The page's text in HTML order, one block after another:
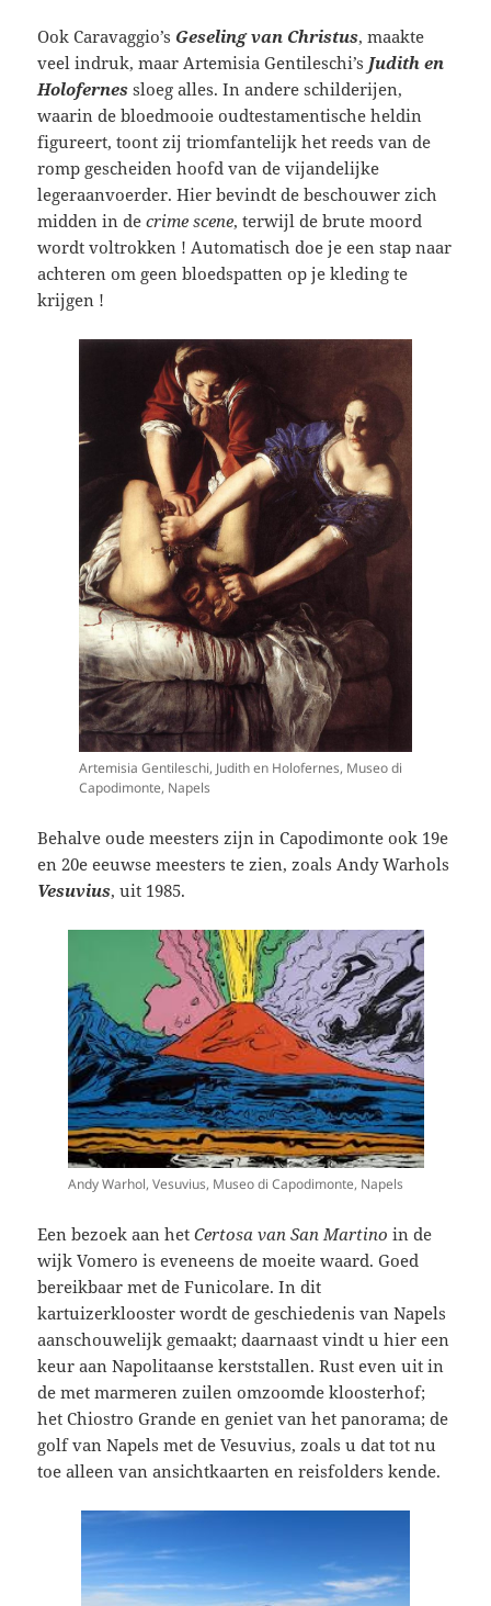
Ook Caravaggio’s Geseling van Christus, maakte
veel indruk, maar Artemisia Gentileschi’s Judith en
Holofernes sloeg alles. In andere schilderijen,
waarin de bloedmooie oudtestamentische heldin
figureert, toont zij triomfantelijk het reeds van de
romp gescheiden hoofd van de vijandelijke
legeraanvoerder. Hier bevindt de beschouwer zich
midden in decrime scene, terwijl de brute moord
wordt voltrokken ! Automatisch doe je een stap naar
achteren om geen bloedspatten op je kleding te
krijgen !
Artemisia Gentileschi, Judith en Holofernes, Museo di
Capodimonte, Napels
Behalve oude meesters zijn in Capodimonte ook 19e
en 20e eeuwse meesters te zien, zoals Andy Warhols
Vesuvius, uit 1985.
Andy Warhol, Vesuvius, Museo di Capodimonte, Napels
Een bezoek aan hetCertosa van San Martino in de
wijk Vomero is eveneens de moeite waard. Goed
bereikbaar met de Funicolare. In dit
kartuizerklooster wordt de geschiedenis van Napels
aanschouwelijk gemaakt; daarnaast vindt u hier een
keur aan Napolitaanse kerststallen. Rust even uit in
de met marmeren zuilen omzoomde kloosterhof;
het Chiostro Grande en geniet van het panorama; de
golf van Napels met de Vesuvius, zoals u dat tot nu
toe alleen van ansichtkaarten en reisfolders kende.